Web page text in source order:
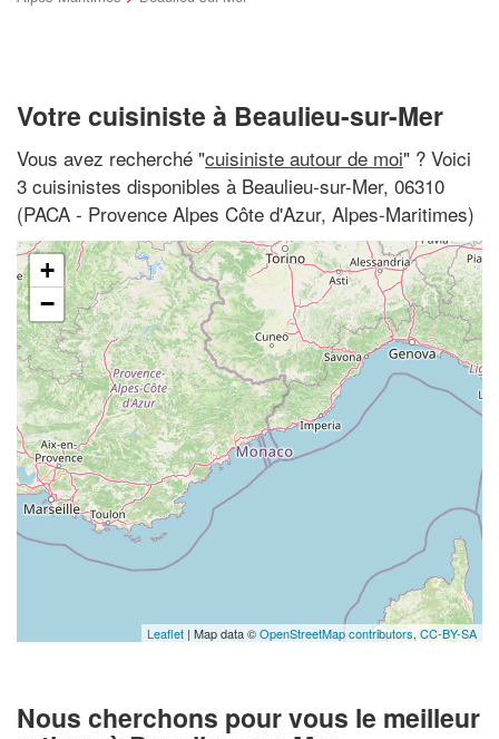
Votre cuisiniste à Beaulieu-sur-Mer
Vous avez recherché "cuisiniste autour de moi" ? Voici
3 cuisinistes disponibles à Beaulieu-sur-Mer, 06310
(PACA - Provence Alpes Côte d'Azur, Alpes-Maritimes)
+
−
Leaflet | Map data ©OpenStreetMap contributors, CC-BY-SA
Nous cherchons pour vous le meilleur